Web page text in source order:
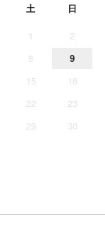
土 日
1
2
8
9
15
16
22
23
29
30